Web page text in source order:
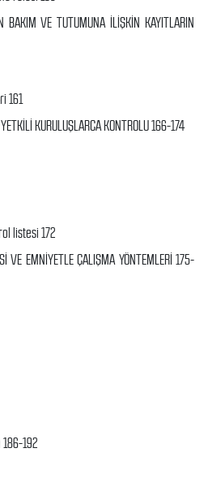
BAKIM VE TUTUMUNA İLİŞKİN KAYITLARIN
161
KURULUŞLARCA KONTROLU 166-174
listesi 172
VE EMNİYETLE ÇALIŞMA YÖNTEMLERİ 175-
186-192